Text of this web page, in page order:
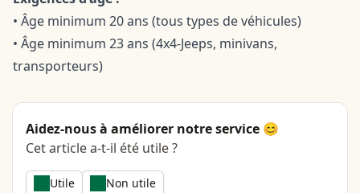
• Âge minimum 20 ans (tous types de véhicules)
• Âge minimum 23 ans (4x4-Jeeps, minivans,
transporteurs)
Aidez-nous à améliorer notre service 😊
Cet article a-t-il été utile ?
Utile Non utile